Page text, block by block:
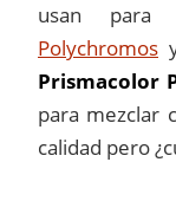
usan
Polychromos
Prismacolor
para mezclar
calidad pero